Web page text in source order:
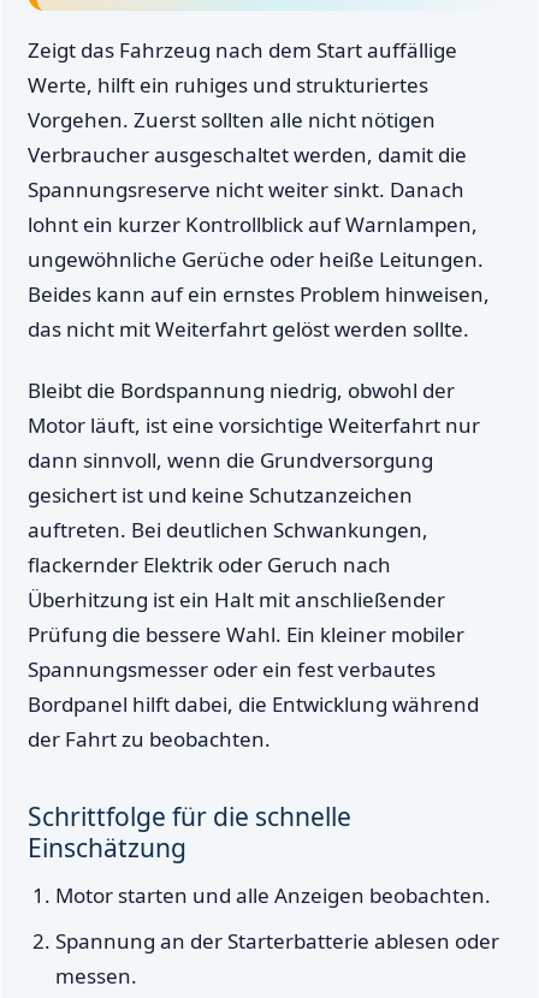
Zeigt das Fahrzeug nach dem Start auffällige
Werte, hilft ein ruhiges und strukturiertes
Vorgehen. Zuerst sollten alle nicht nötigen
Verbraucher ausgeschaltet werden, damit die
Spannungsreserve nicht weiter sinkt. Danach
lohnt ein kurzer Kontrollblick auf Warnlampen,
ungewöhnliche Gerüche oder heiße Leitungen.
Beides kann auf ein ernstes Problem hinweisen,
das nicht mit Weiterfahrt gelöst werden sollte.
Bleibt die Bordspannung niedrig, obwohl der
Motor läuft, ist eine vorsichtige Weiterfahrt nur
dann sinnvoll, wenn die Grundversorgung
gesichert ist und keine Schutzanzeichen
auftreten. Bei deutlichen Schwankungen,
flackernder Elektrik oder Geruch nach
Überhitzung ist ein Halt mit anschließender
Prüfung die bessere Wahl. Ein kleiner mobiler
Spannungsmesser oder ein fest verbautes
Bordpanel hilft dabei, die Entwicklung während
der Fahrt zu beobachten.
Schrittfolge für die schnelle
Einschätzung
Motor starten und alle Anzeigen beobachten.
Spannung an der Starterbatterie ablesen oder
messen.